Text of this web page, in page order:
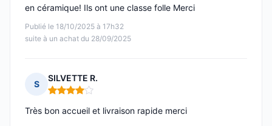
Publié le 18/10/2025 à 17h32
suite à un achat du 28/09/2025
en céramique! Ils ont une classe folle Merci
S
SILVETTE R.
Note : 4 sur 5
Très bon accueil et livraison rapide merci